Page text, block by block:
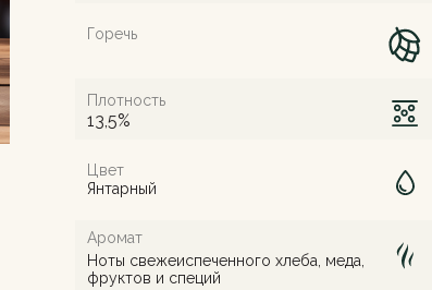
Плотность
Цвет
Аромат
Янтарный
Ноты свежеиспеченного хлеба, меда,
фруктов и специй
13,5%
Горечь